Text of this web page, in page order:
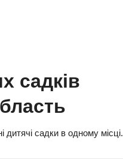
садків
дитячі садки в одному місці.